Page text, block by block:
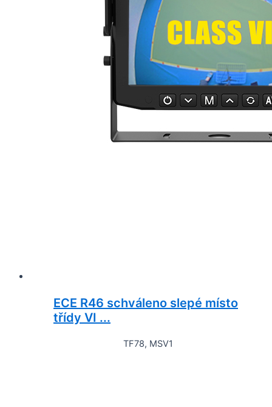
ECE R46 schváleno slepé místo
třídy VI ...
TF78, MSV1